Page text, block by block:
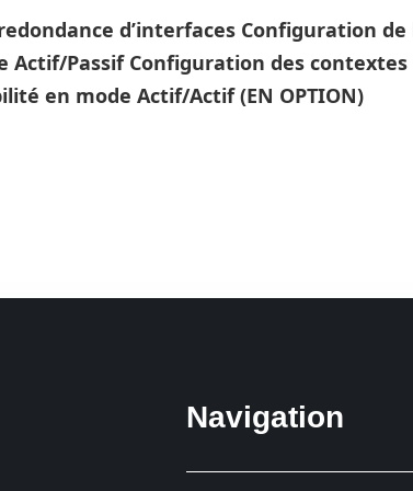
d’interfaces Configuration
Actif/Passif Configuration des contextes
en mode Actif/Actif (EN OPTION)
Navigation